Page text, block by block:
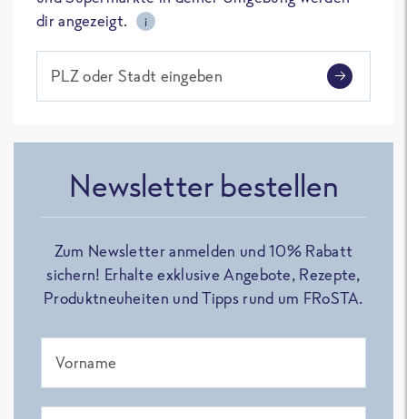
dir angezeigt.
i
PLZ oder Stadt eingeben
Newsletter bestellen
Zum Newsletter anmelden und 10% Rabatt
sichern! Erhalte exklusive Angebote, Rezepte,
Produktneuheiten und Tipps rund um FRoSTA.
Vorname